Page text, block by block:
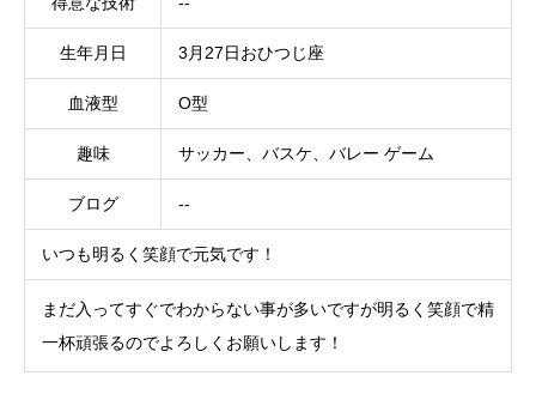
生年月日 3月27日おひつじ座
血液型 O型
趣味 サッカー、バスケ、バレー ゲーム
ブログ --
いつも明るく笑顔で元気です！
まだ入ってすぐでわからない事が多いですが明るく笑顔で精
一杯頑張るのでよろしくお願いします！